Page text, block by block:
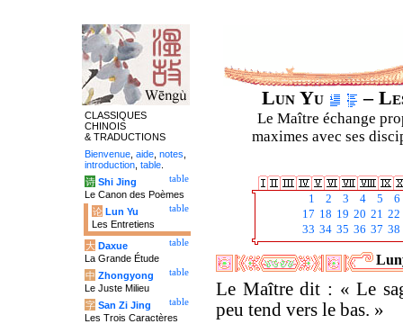
Lun Yu –
Le Maître échange
maximes avec ses
1 2 3 4 5
6
17 18 19 20 21 22
33 34 35 36 37 38
Le Maître dit : « Le
peu tend vers le bas. »
CLASSIQUES
CHINOIS
& TRADUCTIONS
Bienvenue aide notes
introduction table
table
诗 Shi Jing
Le Canon des Poèmes
table
论 Lun Yu
Les Entretiens
table
大 Daxue
La Grande Étude
table
中 Zhongyong
Le Juste Milieu
table
字 San Zi Jing
Les Trois Caractères